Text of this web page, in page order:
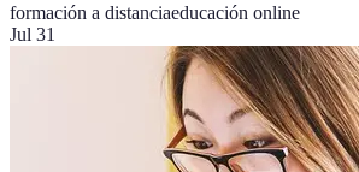
formación a distanciaeducación online
Jul 31